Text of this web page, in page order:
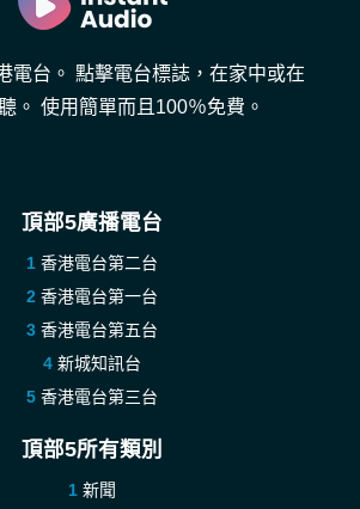
電台。 點擊電台標誌，在家中或在
。 使用簡單而且100％免費。
頂部5廣播電台
香港電台第二台
香港電台第一台
香港電台第五台
新城知訊台
香港電台第三台
頂部5所有類別
新聞